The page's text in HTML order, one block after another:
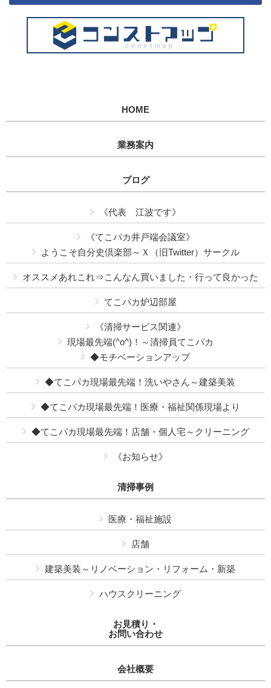
HOME
業務案内
ブログ
《代表 江波です》
《てこパカ井戸端会議室》
ようこそ自分史倶楽部～Ｘ（旧Twitter）サークル
オススメあれこれ⇒こんなん買いました・行って良かった
てこパカ炉辺部屋
《清掃サービス関連》
現場最先端(^o^)！～清掃員てこパカ
◆モチベーションアップ
◆てこパカ現場最先端！洗いやさん～建築美装
◆てこパカ現場最先端！医療・福祉関係現場より
◆てこパカ現場最先端！店舗・個人宅～クリーニング
《お知らせ》
清掃事例
医療・福祉施設
店舗
建築美装～リノベーション・リフォーム・新築
ハウスクリーニング
お見積り・
お問い合わせ
会社概要